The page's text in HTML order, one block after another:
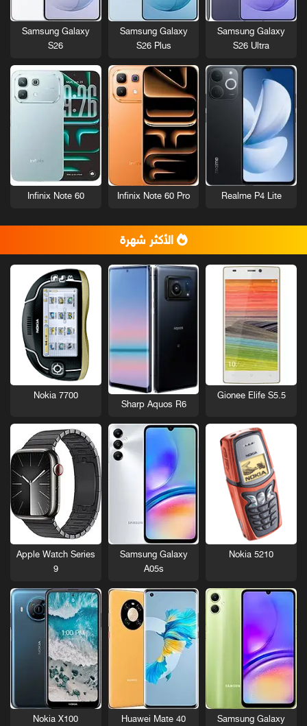
Samsung Galaxy
S26 Ultra
Samsung Galaxy
S26 Plus
Samsung Galaxy
S26
Realme P4 Lite
Infinix Note 60 Pro
Infinix Note 60
الأكثر شهرة
Gionee Elife S5.5
Sharp Aquos R6
Nokia 7700
Nokia 5210
Samsung Galaxy
A05s
Apple Watch Series
9
Samsung Galaxy
Huawei Mate 40
Nokia X100